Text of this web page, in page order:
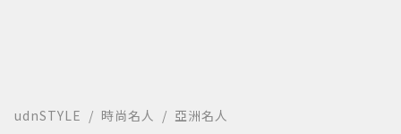
udnSTYLE 時尚名人 亞洲名人